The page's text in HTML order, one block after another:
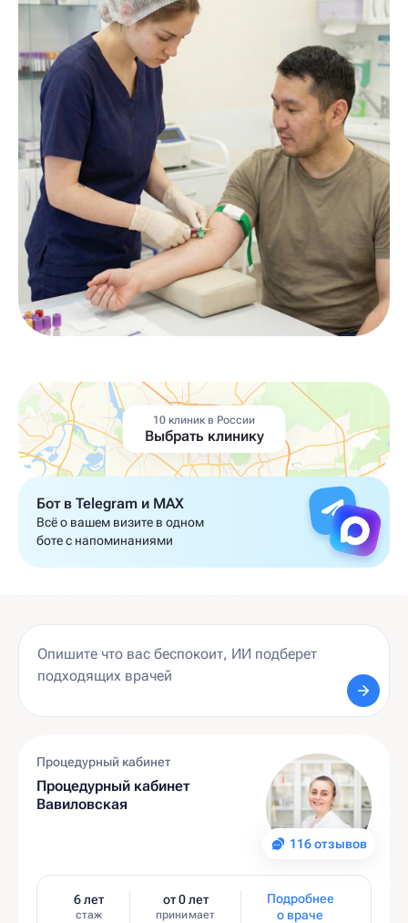
10 клиник в России
Выбрать клинику
Бот в Telegram и MAX
Всё о вашем визите в одном
боте с напоминаниями
116 отзывов
Процедурный кабинет
Процедурный кабинет
Вавиловская
6 лет
стаж
от 0 лет
принимает
Подробнее
о враче